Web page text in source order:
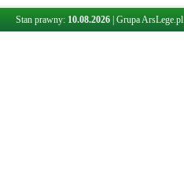
Stan prawny: 10.08.2026 Grupa ArsLege.pl